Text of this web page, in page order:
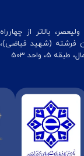
بالاتر از چهارراه
فرشته (شهید فیاضی)،